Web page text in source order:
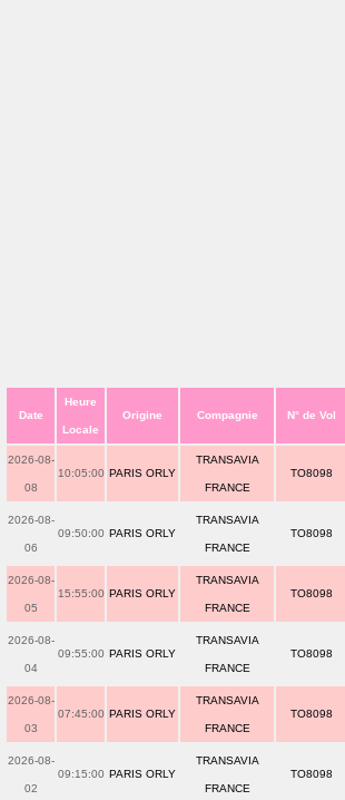
Date
Heure
Locale
Origine Compagnie N° de Vol
2026-08-
08
10:05:00 PARIS ORLY
TRANSAVIA
FRANCE
TO8098
2026-08-
06
09:50:00 PARIS ORLY
TRANSAVIA
FRANCE
TO8098
2026-08-
05
15:55:00 PARIS ORLY
TRANSAVIA
FRANCE
TO8098
2026-08-
04
09:55:00 PARIS ORLY
TRANSAVIA
FRANCE
TO8098
2026-08-
03
07:45:00 PARIS ORLY
TRANSAVIA
FRANCE
TO8098
2026-08-
02
09:15:00 PARIS ORLY
TRANSAVIA
FRANCE
TO8098